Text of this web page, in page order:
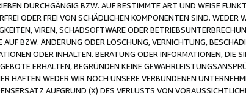
DURCHGÄNGIG BZW. AUF BESTIMMTE ART UND WEISE
ODER FREI VON SCHÄDLICHEN KOMPONENTEN SIND.
VIREN, SCHADSOFTWARE ODER
AUF BZW. ÄNDERUNG ODER LÖSCHUNG, VERNICHTUNG,
ODER INHALTEN. BERATUNG ODER INFORMATIONEN, DIE
ERHALTEN, BEGRÜNDEN KEINE
HAFTEN WEDER WIR NOCH UNSERE VERBUNDENEN
AUFGRUND (X) DES VERLUSTS VON